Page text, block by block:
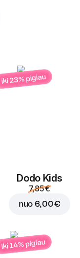
iki 23% pigiau
Dodo Kids
7,85 €
nuo 6,00 €
iki 14% pigiau